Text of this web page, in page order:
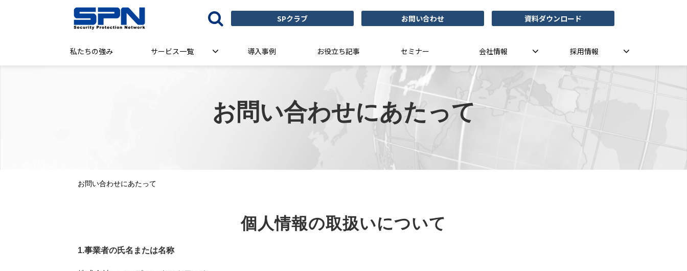
SPクラブ お問い合わせ 資料ダウンロード
私たちの強み サービス一覧 導入事例 お役立ち記事 セミナー 会社情報 採用情報
お問い合わせにあたって
お問い合わせにあたって
個人情報の取扱いについて
1.事業者の氏名または名称